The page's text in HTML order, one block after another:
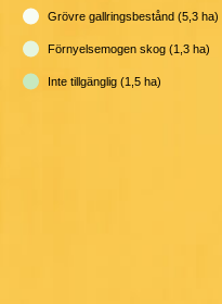
Grövre gallringsbestånd (5,3 ha)
Förnyelsemogen skog (1,3 ha)
Inte tillgänglig (1,5 ha)